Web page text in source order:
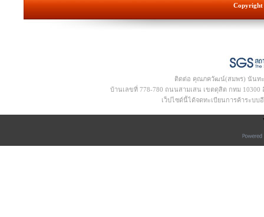
Copyright
ติดต่อ คุณภควัฒน์(สมพร) นันทะจุ
บ้านเลขที่ 778-780 ถนนสามเสน เขตดุสิต กทม 10300 อี
เว็ปไซด์นี้ได้จดทะเบียนการค้าระบบ